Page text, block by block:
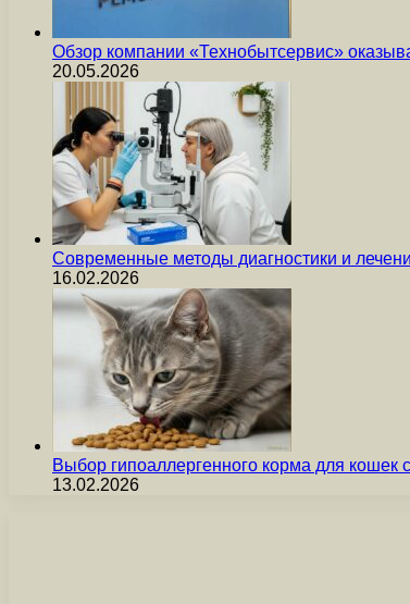
Обзор компании «Технобытсервис»
20.05.2026
Современные методы диагностики и
16.02.2026
Выбор гипоаллергенного корма для
13.02.2026